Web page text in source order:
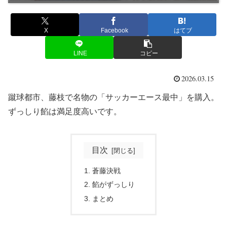
X Facebook はてブ
LINE コピー
2026.03.15
蹴球都市、藤枝で名物の「サッカーエース最中」を購入。
ずっしり餡は満足度高いです。
目次
蒼藤決戦
餡がずっしり
まとめ